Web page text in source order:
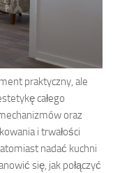
praktyczny, ale
całego
oraz
i trwałości
nadać kuchni
się, jak połączyć